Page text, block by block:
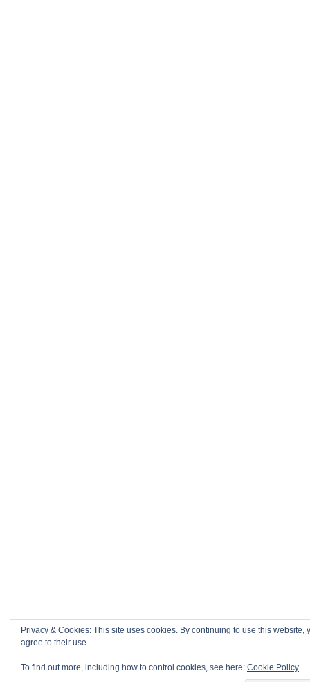
Privacy & Cookies: This site uses cookies. By continuing to use this website,
agree to their use.
To find out more, including how to control cookies, see here: Cookie Policy